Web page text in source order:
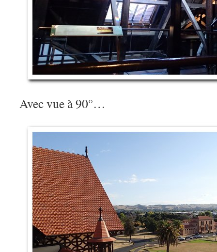
Avec vue à 90°…